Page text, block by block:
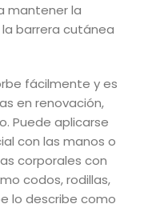
mantener la
barrera cutánea
fácilmente y es
en renovación,
Puede aplicarse
con las manos o
corporales con
codos, rodillas,
lo describe como